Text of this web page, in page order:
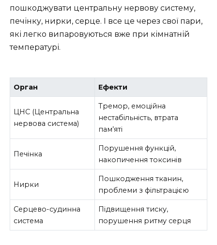
пошкоджувати центральну нервову систему,
печінку, нирки, серце. І все це через свої пари,
які легко випаровуються вже при кімнатній
температурі.
Орган Ефекти
ЦНС (Центральна
нервова система)
Тремор, емоційна
нестабільність, втрата
пам’яті
Печінка
Порушення функцій,
накопичення токсинів
Нирки
Пошкодження тканин,
проблеми з фільтрацією
Серцево-судинна
система
Підвищення тиску,
порушення ритму серця